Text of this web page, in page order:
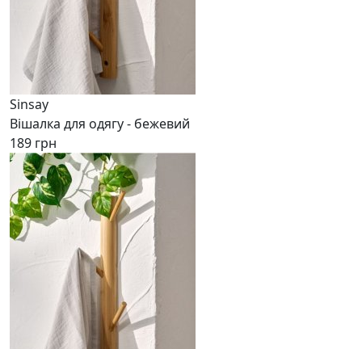
Sinsay
Вішалка для одягу - бежевий
189 грн